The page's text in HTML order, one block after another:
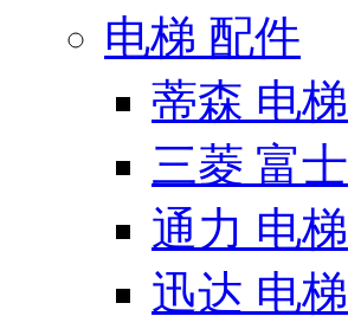
电梯 配件
蒂森 电梯
三菱 富士
通力 电梯
迅达 电梯